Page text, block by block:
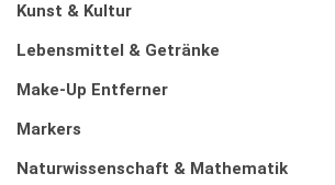
Kunst & Kultur
Lebensmittel & Getränke
Make-Up Entferner
Markers
Naturwissenschaft & Mathematik